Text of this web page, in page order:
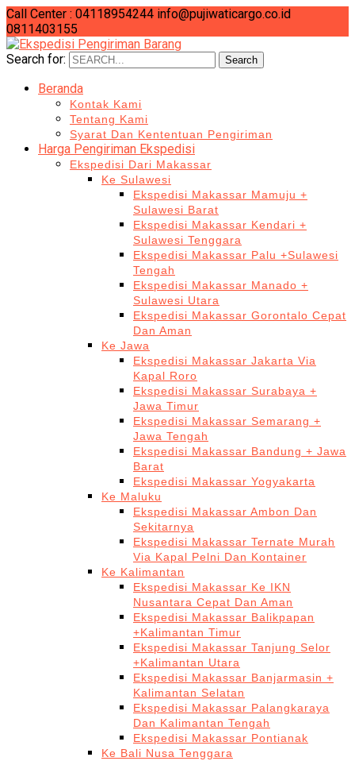
Call Center : 04118954244 info@pujiwaticargo.co.id
0811403155
Search for:
Search
Beranda
Kontak Kami
Tentang Kami
Syarat Dan Kententuan Pengiriman
Harga Pengiriman Ekspedisi
Ekspedisi Dari Makassar
Ke Sulawesi
Ekspedisi Makassar Mamuju +
Sulawesi Barat
Ekspedisi Makassar Kendari +
Sulawesi Tenggara
Ekspedisi Makassar Palu +Sulawesi
Tengah
Ekspedisi Makassar Manado +
Sulawesi Utara
Ekspedisi Makassar Gorontalo Cepat
Dan Aman
Ke Jawa
Ekspedisi Makassar Jakarta Via
Kapal Roro
Ekspedisi Makassar Surabaya +
Jawa Timur
Ekspedisi Makassar Semarang +
Jawa Tengah
Ekspedisi Makassar Bandung + Jawa
Barat
Ekspedisi Makassar Yogyakarta
Ke Maluku
Ekspedisi Makassar Ambon Dan
Sekitarnya
Ekspedisi Makassar Ternate Murah
Via Kapal Pelni Dan Kontainer
Ke Kalimantan
Ekspedisi Makassar Ke IKN
Nusantara Cepat Dan Aman
Ekspedisi Makassar Balikpapan
+Kalimantan Timur
Ekspedisi Makassar Tanjung Selor
+Kalimantan Utara
Ekspedisi Makassar Banjarmasin +
Kalimantan Selatan
Ekspedisi Makassar Palangkaraya
Dan Kalimantan Tengah
Ekspedisi Makassar Pontianak
Ke Bali Nusa Tenggara